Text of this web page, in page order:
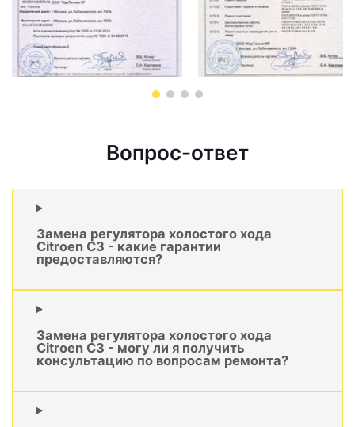
Вопрос-ответ
Замена регулятора холостого хода
Citroen C3 - какие гарантии
предоставляются?
Замена регулятора холостого хода
Citroen C3 - могу ли я получить
консультацию по вопросам ремонта?